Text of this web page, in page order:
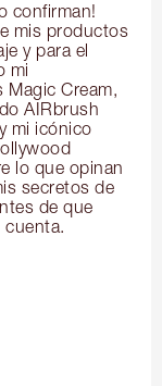
confirman!
mis productos
y para el
mi
Magic Cream,
AIRbrush
mi icónico
lo que opinan
secretos de
de que
cuenta.